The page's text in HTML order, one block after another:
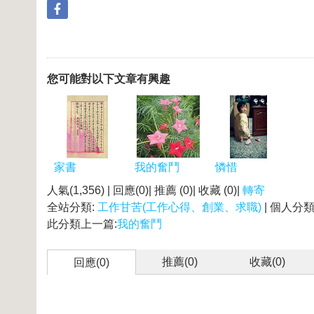
您可能對以下文章有興趣
家書 我的奮鬥
憐惜
人氣(1,356) | 回應(0)| 推薦 (0)| 收藏 (0)| 轉寄
全站分類: 工作甘苦(工作心得、創業、求職) | 個人分
此分類上一篇:我的奮鬥
回應(0) 推薦(0) 收藏(0)